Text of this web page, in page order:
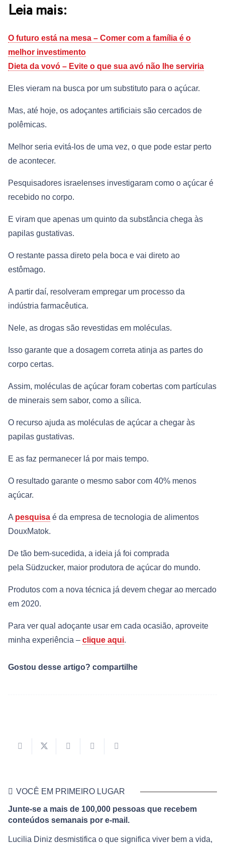
Leia mais:
O futuro está na mesa – Comer com a família é o
melhor investimento
Dieta da vovó – Evite o que sua avó não lhe serviria
Eles vieram na busca por um substituto para o açúcar.
Mas, até hoje, os adoçantes artificiais são cercados de
polêmicas.
Melhor seria evitá-los de uma vez, o que pode estar perto
de acontecer.
Pesquisadores israelenses investigaram como o açúcar é
recebido no corpo.
E viram que apenas um quinto da substância chega às
papilas gustativas.
O restante passa direto pela boca e vai direto ao
estômago.
A partir daí, resolveram empregar um processo da
indústria farmacêutica.
Nele, as drogas são revestidas em moléculas.
Isso garante que a dosagem correta atinja as partes do
corpo certas.
Assim, moléculas de açúcar foram cobertas com partículas
de minerais sem sabor, como a sílica.
O recurso ajuda as moléculas de açúcar a chegar às
papilas gustativas.
E as faz permanecer lá por mais tempo.
O resultado garante o mesmo sabor com 40% menos
açúcar.
A pesquisa é da empresa de tecnologia de alimentos
DouxMatok.
De tão bem-sucedida, a ideia já foi comprada
pela Südzucker, maior produtora de açúcar do mundo.
Produtos com a nova técnica já devem chegar ao mercado
em 2020.
Para ver qual adoçante usar em cada ocasião, aproveite
minha experiência – clique aqui.
Gostou desse artigo? compartilhe
VOCÊ EM PRIMEIRO LUGAR
Junte-se a mais de 100,000 pessoas que recebem
conteúdos semanais por e-mail.
Lucilia Diniz desmistifica o que significa viver bem a vida,